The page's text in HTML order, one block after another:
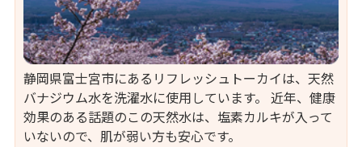
静岡県富士宮市にあるリフレッシュトーカイは、天然
バナジウム水を洗濯水に使用しています。 近年、健康
効果のある話題のこの天然水は、塩素カルキが入って
いないので、肌が弱い方も安心です。